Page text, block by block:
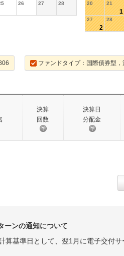
26 27 28 20 21
1
27
2
28
ファンドタイプ：国際債券型
決算
回数
決算日
分配金
ーンの通知について
算基準日として、翌1月に電子交付